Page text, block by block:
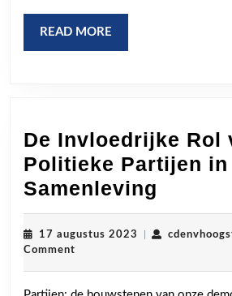
READ MORE
MORE
De Invloedrijke Rol
Politieke Partijen in
Samenleving
Rol
17 augustus 2023 17
Comment